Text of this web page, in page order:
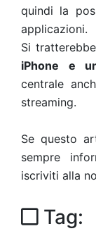
quindi la
applicazioni.
Si
iPhone e
centrale
streaming.
Se questo
sempre
iscriviti alla
Tag: